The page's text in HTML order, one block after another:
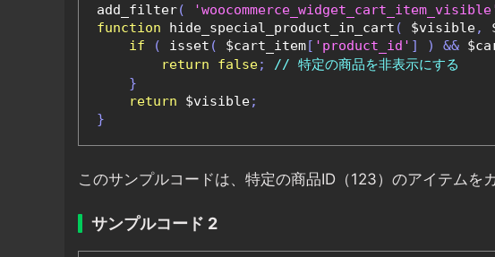
add_filter(
function hide_special_product_in_cart ( $visible,
if
( isset ( $cart_item[ 'product_id' ] ) &&
return
false;
// 特定の商品を非表示にする
}
return $visible;
}
このサンプルコードは、特定の商品ID（123）のアイテムを
サンプルコード 2